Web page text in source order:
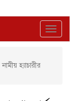
হ্যাচারীর